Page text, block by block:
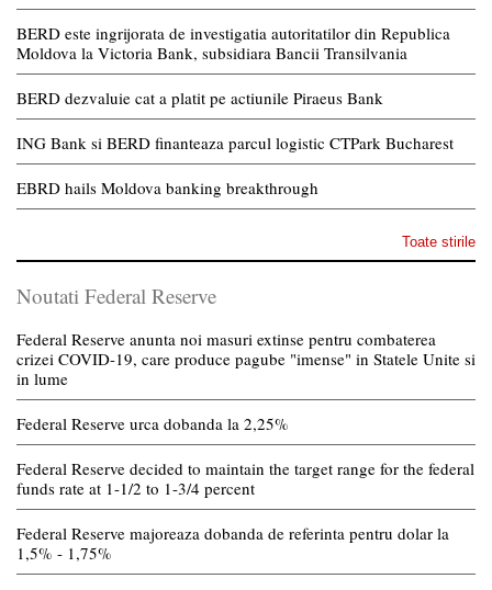
BERD este ingrijorata de investigatia autoritatilor din Republica
Moldova la Victoria Bank, subsidiara Bancii Transilvania
BERD dezvaluie cat a platit pe actiunile Piraeus Bank
ING Bank si BERD finanteaza parcul logistic CTPark Bucharest
EBRD hails Moldova banking breakthrough
Toate stirile
Noutati Federal Reserve
Federal Reserve anunta noi masuri extinse pentru combaterea
crizei COVID-19, care produce pagube "imense" in Statele Unite si
in lume
Federal Reserve urca dobanda la 2,25%
Federal Reserve decided to maintain the target range for the federal
funds rate at 1-1/2 to 1-3/4 percent
Federal Reserve majoreaza dobanda de referinta pentru dolar la
1,5% - 1,75%